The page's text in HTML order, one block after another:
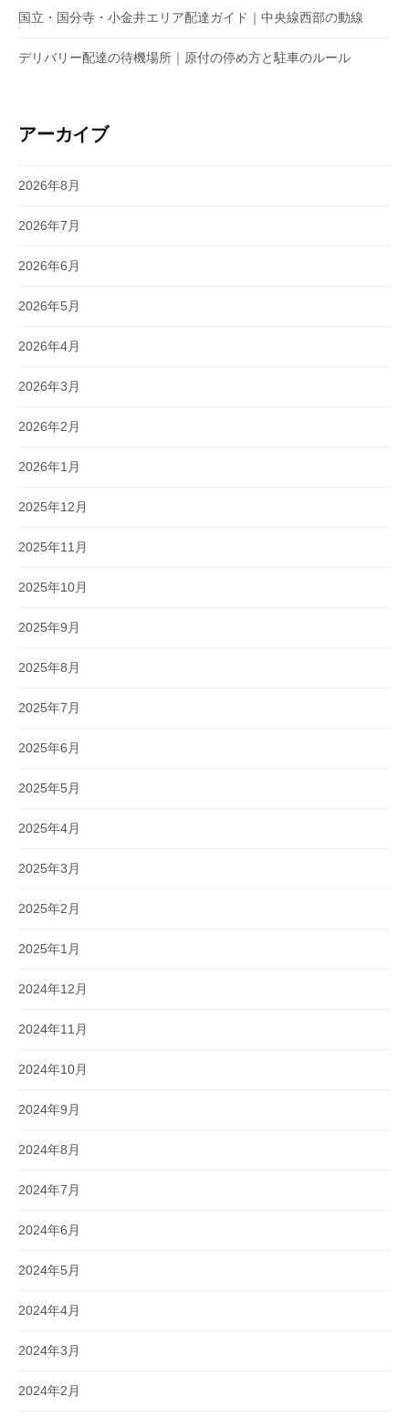
国立・国分寺・小金井エリア配達ガイド｜中央線西部の動線
デリバリー配達の待機場所｜原付の停め方と駐車のルール
アーカイブ
2026年8月
2026年7月
2026年6月
2026年5月
2026年4月
2026年3月
2026年2月
2026年1月
2025年12月
2025年11月
2025年10月
2025年9月
2025年8月
2025年7月
2025年6月
2025年5月
2025年4月
2025年3月
2025年2月
2025年1月
2024年12月
2024年11月
2024年10月
2024年9月
2024年8月
2024年7月
2024年6月
2024年5月
2024年4月
2024年3月
2024年2月